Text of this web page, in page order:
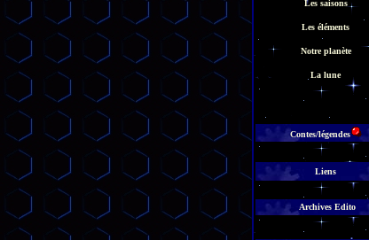
Les saisons
Les éléments
Notre planète
La lune
Contes/légendes
Liens
Archives Edito